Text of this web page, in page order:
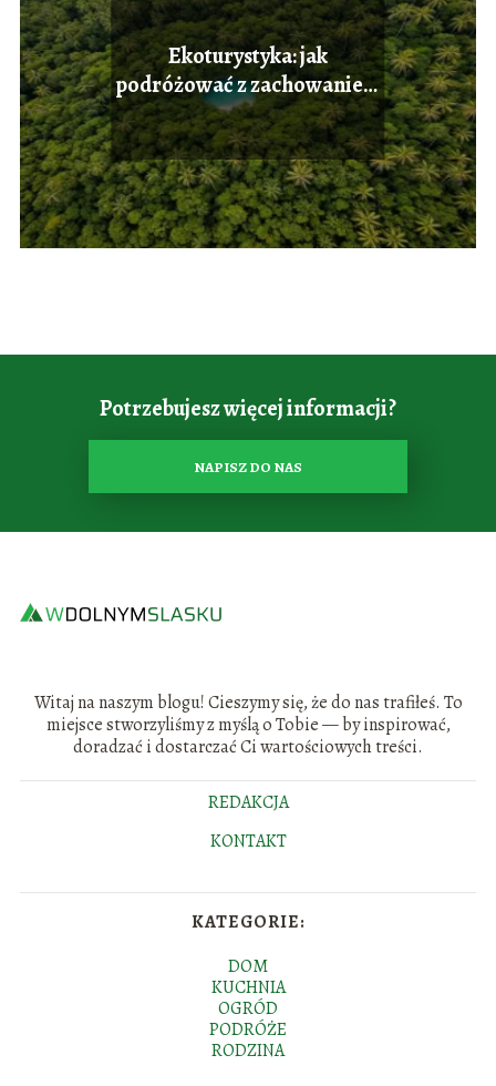
Ekoturystyka: jak
podróżować z zachowaniem
zasad zrównoważonego
rozwoju
Potrzebujesz więcej informacji?
NAPISZ DO NAS
Witaj na naszym blogu! Cieszymy się, że do nas trafiłeś. To
miejsce stworzyliśmy z myślą o Tobie — by inspirować,
doradzać i dostarczać Ci wartościowych treści.
REDAKCJA
KONTAKT
KATEGORIE:
DOM
KUCHNIA
OGRÓD
PODRÓŻE
RODZINA